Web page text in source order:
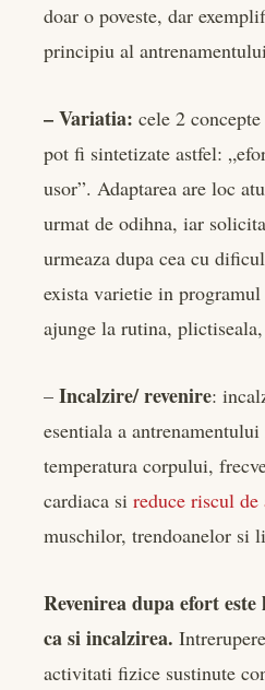
doar o poveste, dar
principiu al
– Variatia: cele 2
pot fi sintetizate astfel:
usor”. Adaptarea are loc
urmat de odihna, iar
urmeaza dupa cea cu
exista varietie in programul
ajunge la rutina, plictiseala,
– Incalzire/ revenire:
esentiala a
temperatura corpului,
cardiaca si reduce riscul de
muschilor, trendoanelor si
Revenirea dupa efort
ca si incalzirea.
activitati fizice sustinute